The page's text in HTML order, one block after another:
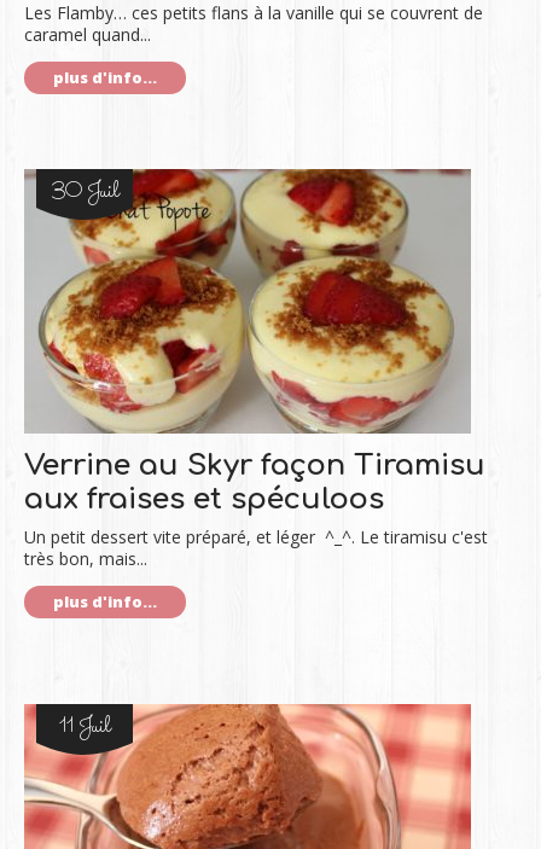
Les Flamby… ces petits flans à la vanille qui se couvrent de
caramel quand...
plus d'info...
30 Juil
Verrine au Skyr façon Tiramisu
aux fraises et spéculoos
Un petit dessert vite préparé, et léger ^_^. Le tiramisu c'est
très bon, mais...
plus d'info...
11 Juil